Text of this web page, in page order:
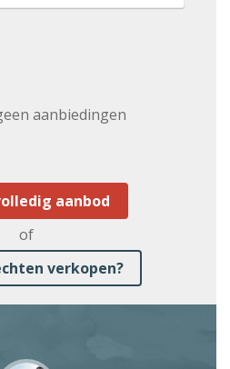
aanbiedingen
aanbod
of
verkopen?